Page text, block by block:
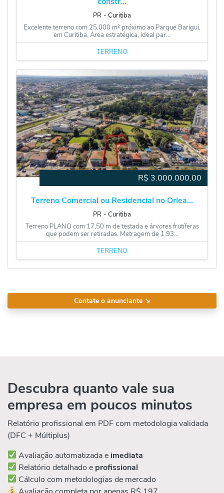
PR ‐ Curitiba
Excelente terreno com 25.000 m² próximo ao Parque Barigui,
em Curitiba. Área estratégica, ideal par...
TERRENO
R$ 3.000.000,00
Terreno Comercial ou Residencial no Orlea...
PR ‐ Curitiba
Terreno PLANO com 17,50 m de testada e árvores frutíferas
que podem ser retiradas. Metragem de 1.93...
TERRENO
Contate o anunciante ➘
Descubra quanto vale sua
empresa em poucos minutos
Relatório profissional em PDF com metodologia validada
(DFC + Múltiplus)
Avaliação automatizada e imediata
Relatório detalhado e profissional
Cálculo com metodologias de mercado